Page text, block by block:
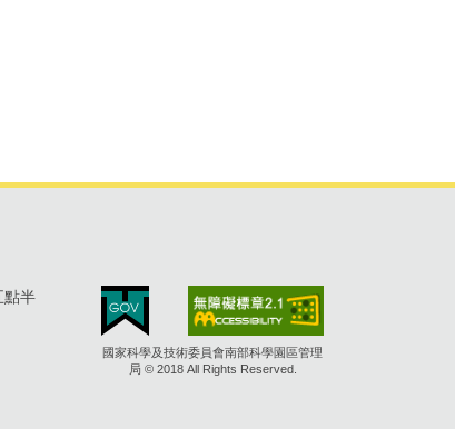
點半
國家科學及技術委員會南部科學園區管理
局 © 2018 All Rights Reserved.